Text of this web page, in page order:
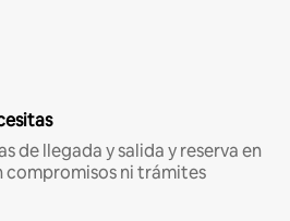
de llegada y salida y reserva en
compromisos ni trámites